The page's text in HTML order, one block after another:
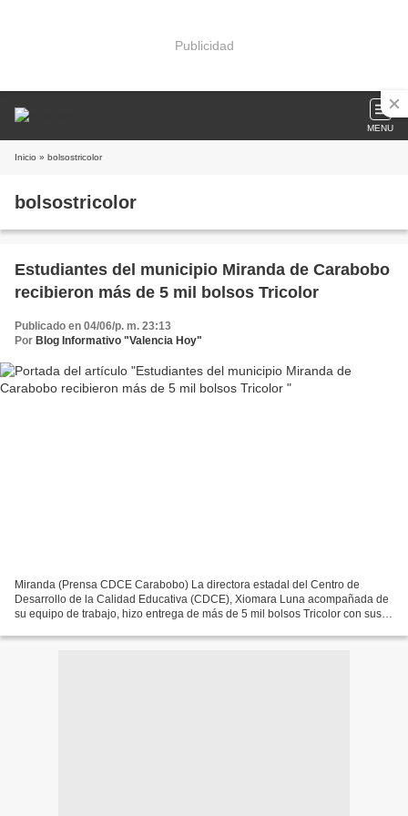
Publicidad
MENU
Inicio » bolsostricolor
bolsostricolor
Estudiantes del municipio Miranda de Carabobo
recibieron más de 5 mil bolsos Tricolor
Publicado en 04/06/p. m. 23:13
Por Blog Informativo "Valencia Hoy"
Miranda (Prensa CDCE Carabobo) La directora estadal del Centro de
Desarrollo de la Calidad Educativa (CDCE), Xiomara Luna acompañada de
su equipo de trabajo, hizo entrega de más de 5 mil bolsos Tricolor con sus